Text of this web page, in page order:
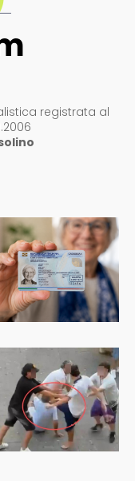
registrata al